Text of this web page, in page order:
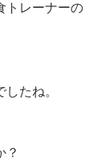
トレーナーの
たね。
？